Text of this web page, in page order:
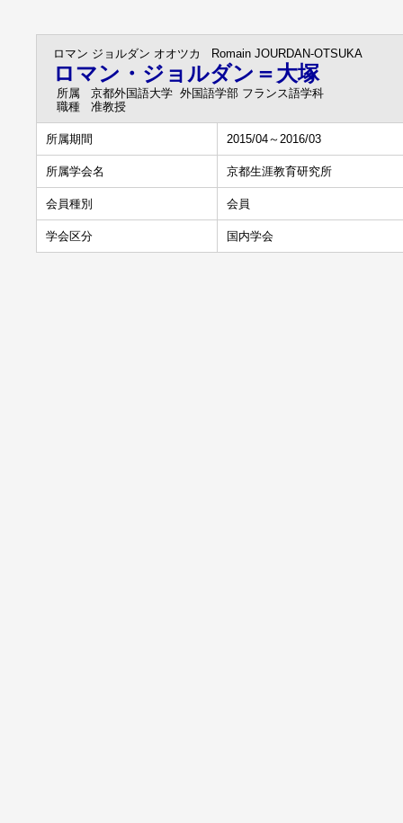
ロマン ジョルダン オオツカ Romain JOURDAN-OTSUKA
ロマン・ジョルダン＝大塚
所属
京都外国語大学 外国語学部 フランス語学科
職種
准教授
所属期間 2015/04～2016/03
所属学会名 京都生涯教育研究所
会員種別 会員
学会区分 国内学会